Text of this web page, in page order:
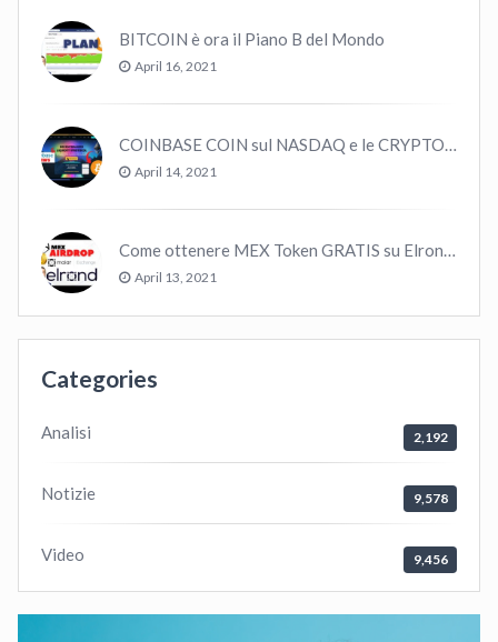
BITCOIN è ora il Piano B del Mondo
April 16, 2021
COINBASE COIN sul NASDAQ e le CRYPTO volano!
April 14, 2021
Come ottenere MEX Token GRATIS su Elrond ?
April 13, 2021
Categories
Analisi 2,192
Notizie 9,578
Video 9,456